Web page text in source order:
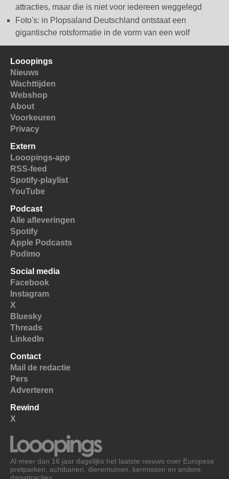
attracties, maar die is niet voor iedereen weggelegd
Foto's: in Plopsaland Deutschland ontstaat een
gigantische rotsformatie in de vorm van een wolf
Looopings
Nieuws
Wachttijden
Webshop
About
Voorkeuren
Privacy
Extern
Looopings-app
RSS-feed
Spotify-playlist
YouTube
Podcast
Alle afleveringen
Spotify
Apple Podcasts
Podimo
Social media
Facebook
Instagram
X
Bluesky
Threads
LinkedIn
Contact
Mail de redactie
Pers
Adverteren
Rewind
X
Al meer dan 16 jaar dagelijks het laatste nieuws over Europese
pretparken, achtbanen, dierentuinen, kermissen en andere